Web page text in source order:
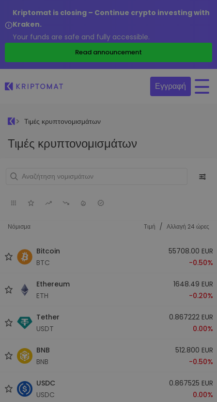
Kriptomat is closing – Continue crypto investing with
Kraken.
Your funds are safe and fully accessible.
Read announcement
Εγγραφή
Τιμές κρυπτονομισμάτων
Τιμές κρυπτονομισμάτων
Νόμισμα Tιμή / Αλλαγή 24 ώρες
Bitcoin
BTC
55708.00 EUR
-0.50%
Ethereum
ETH
1648.49 EUR
-0.20%
Tether
USDT
0.867222 EUR
0.00%
BNB
BNB
512.800 EUR
-0.50%
USDC
USDC
0.867525 EUR
0.00%